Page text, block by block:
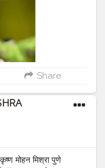
Share
मोहन मिश्रा पुणे